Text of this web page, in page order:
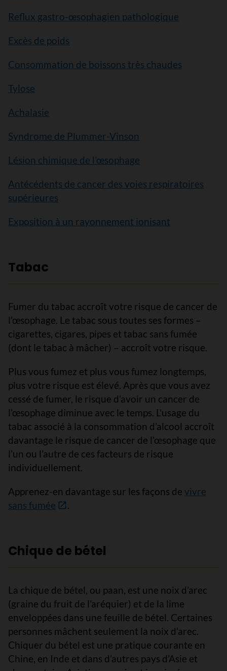
Reflux gastro-œsophagien pathologique
Excès de poids
Consommation de boissons très chaudes
Tylose
Achalasie
Syndrome de Plummer-Vinson
Lésion chimique de l’œsophage
Antécédents de cancer des voies respiratoires
supérieures
Exposition à un rayonnement ionisant
Tabac
Fumer du tabac accroît votre risque de cancer de
l’œsophage. Le tabac sous toutes ses formes –
cigarettes, cigares, pipes et tabac sans fumée
(dont le tabac à mâcher) – accroît votre risque.
Plus vous fumez et plus vous fumez longtemps,
plus votre risque est élevé. Après que vous avez
cessé de fumer, le risque d’avoir un cancer de
l’œsophage diminue avec le temps. L’usage du
tabac associé à la consommation d’alcool accroît
davantage le risque de cancer de l’œsophage que
l’un ou l’autre de ces facteurs de risque
individuellement.
Apprenez-en davantage sur les façons de vivre
sans fumée
.
Chique de bétel
La chique de bétel, ou paan, est une noix d’arec
(graine du fruit de l’aréquier) et de la lime
enveloppées dans une feuille de bétel. Certaines
personnes mâchent seulement la noix d’arec.
Chiquer du bétel est une pratique courante en
Chine, en Inde et dans d’autres pays d’Asie et